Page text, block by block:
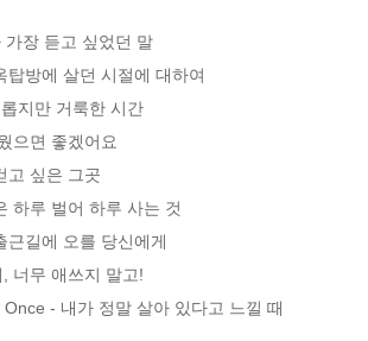
가장 듣고 싶었던 말
탑방에 살던 시절에 대하여
지만 거룩한 시간
으면 좋겠어요
고 싶은 그곳
하루 벌어 하루 사는 것
근길에 오를 당신에게
너무 애쓰지 말고!
- 내가 정말 살아 있다고 느낄 때